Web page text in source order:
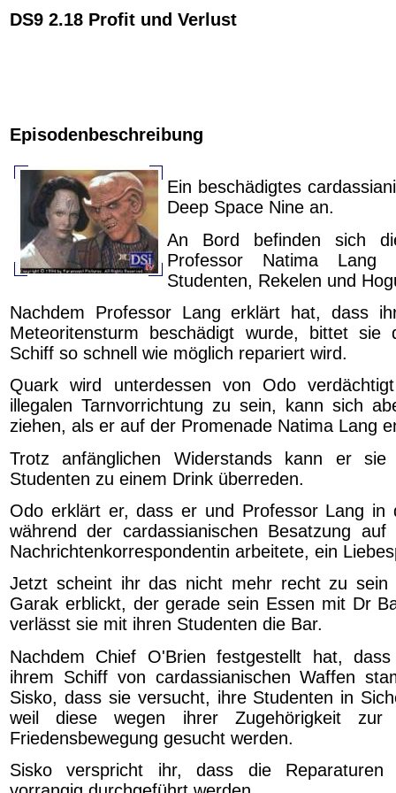
DS9 2.18 Profit und Verlust
Episodenbeschreibung
Ein beschädigtes
Deep Space Nine an.
An Bord befinden sich
Professor Natima
Studenten, Rekelen und
Nachdem Professor Lang erklärt hat, dass
Meteoritensturm beschädigt wurde, bittet sie
Schiff so schnell wie möglich repariert wird.
Quark wird unterdessen von Odo
illegalen Tarnvorrichtung zu sein, kann sich
ziehen, als er auf der Promenade Natima Lang
Trotz anfänglichen Widerstands kann er
Studenten zu einem Drink überreden.
Odo erklärt er, dass er und Professor Lang
während der cardassianischen Besatzung
Nachrichtenkorrespondentin arbeitete, ein
Jetzt scheint ihr das nicht mehr recht zu sein
Garak erblickt, der gerade sein Essen mit Dr
verlässt sie mit ihren Studenten die Bar.
Nachdem Chief O'Brien festgestellt hat,
ihrem Schiff von cardassianischen Waffen
Sisko, dass sie versucht, ihre Studenten in
weil diese wegen ihrer Zugehörigkeit zur
Friedensbewegung gesucht werden.
Sisko verspricht ihr, dass die